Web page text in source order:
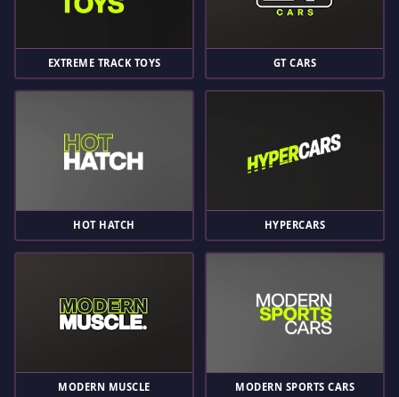
EXTREME TRACK TOYS GT CARS
HOT HATCH HYPERCARS
MODERN MUSCLE MODERN SPORTS CARS